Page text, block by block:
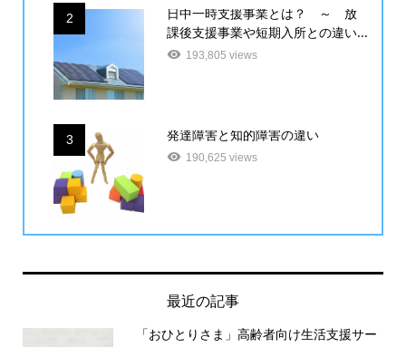
2
日中一時支援事業とは？ ～ 放
課後支援事業や短期入所との違い...
193,805 views
3 発達障害と知的障害の違い
190,625 views
最近の記事
「おひとりさま」高齢者向け生活支援サー